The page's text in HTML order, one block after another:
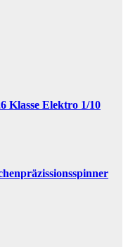
Klasse Elektro 1/10